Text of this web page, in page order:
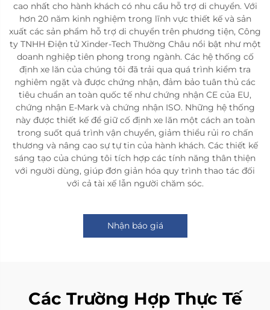
cao nhất cho hành khách có nhu cầu hỗ trợ di chuyển. Với
hơn 20 năm kinh nghiệm trong lĩnh vực thiết kế và sản
xuất các sản phẩm hỗ trợ di chuyển trên phương tiện, Công
ty TNHH Điện tử Xinder-Tech Thường Châu nổi bật như một
doanh nghiệp tiên phong trong ngành. Các hệ thống cố
định xe lăn của chúng tôi đã trải qua quá trình kiểm tra
nghiêm ngặt và được chứng nhận, đảm bảo tuân thủ các
tiêu chuẩn an toàn quốc tế như chứng nhận CE của EU,
chứng nhận E-Mark và chứng nhận ISO. Những hệ thống
này được thiết kế để giữ cố định xe lăn một cách an toàn
trong suốt quá trình vận chuyển, giảm thiểu rủi ro chấn
thương và nâng cao sự tự tin của hành khách. Các thiết kế
sáng tạo của chúng tôi tích hợp các tính năng thân thiện
với người dùng, giúp đơn giản hóa quy trình thao tác đối
với cả tài xế lẫn người chăm sóc.
Nhận báo giá
Các Trường Hợp Thực Tế